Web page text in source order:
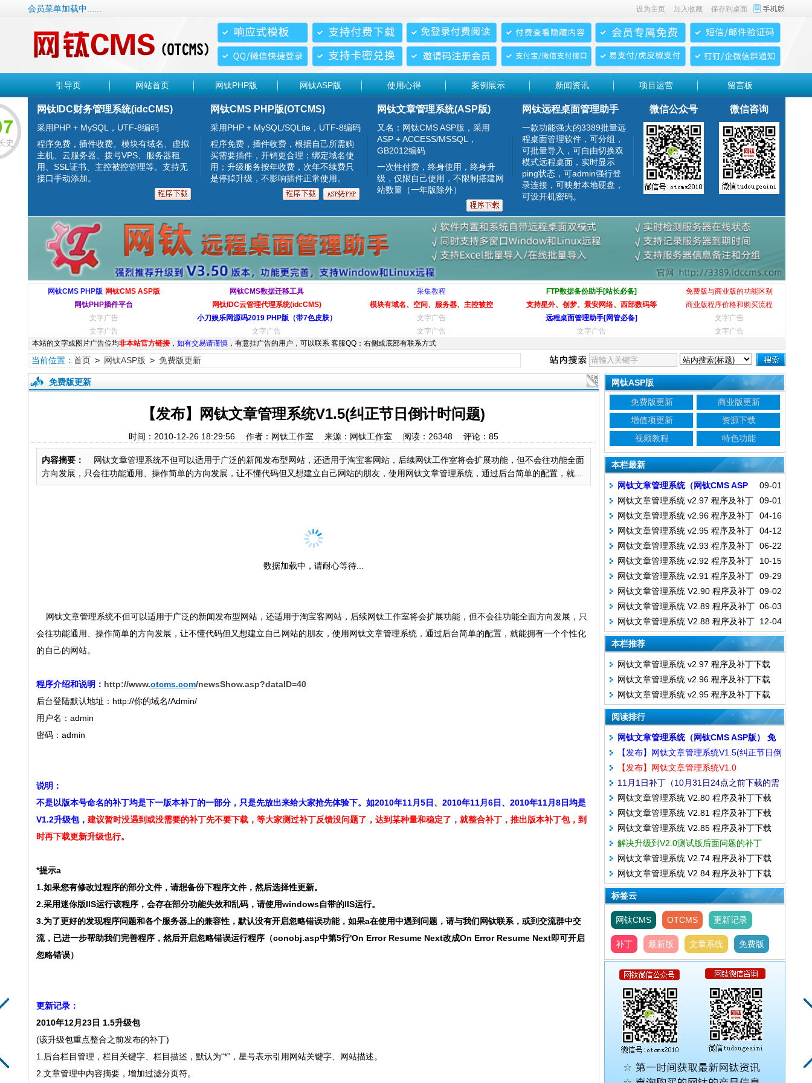
会员菜单加载中...... 设为主页 加入收藏 保存到桌面
引导页 网站首页 网钛PHP版 网钛ASP版 使用心得 案例展示 新闻资讯 项目运营 留言板
网钛IDC财务管理系统(idcCMS)
采用PHP + MySQL，UTF-8编码
程序免费，插件收费。模块有域名、虚拟
主机、云服务器、拨号VPS、服务器租
用、SSL证书、主控被控管理等。支持无
接口手动添加。
网钛CMS PHP版(OTCMS)
采用PHP + MySQL/SQLite，UTF-8编码
程序免费，插件收费，根据自己所需购
买需要插件，开销更合理；绑定域名使
用；升级服务按年收费，次年不续费只
是停掉升级，不影响插件正常使用。
网钛文章管理系统(ASP版)
又名：网钛CMS ASP版，采用
ASP + ACCESS/MSSQL，
GB2012编码
一次性付费，终身使用，终身升
级，仅限自己使用，不限制搭建网
站数量（一年版除外）
网钛远程桌面管理助手
一款功能强大的3389批量远
程桌面管理软件，可分组，
可批量导入，可自由切换双
模式远程桌面，实时显示
ping状态，可admin强行登
录连接，可映射本地硬盘，
可设开机密码。
微信公众号 微信咨询
网钛CMS PHP版 网钛CMS ASP版 网钛CMS数据迁移工具 采集教程 FTP数据备份助手[站长必备]
免费版与商业版的功能区别
网钛PHP插件平台
网钛IDC云管理代理系统(idcCMS) 模块有域名、空间、服务器、主控被控 支持星外、创梦、景安网络、西部数码等
商业版程序价格和购买流程
文字广告
小刀娱乐网源码2019 PHP版（带7色皮肤） 文字广告 远程桌面管理助手[网管必备]
文字广告
文字广告
文字广告 文字广告 文字广告
文字广告
本站的文字或图片广告位均非本站官方链接， 如有交易请谨慎，有意挂广告的用户，可以联系 客服QQ：右侧或底部有联系方式
当前位置： 首页> 网钛ASP版 > 免费版更新
免费版更新
【发布】网钛文章管理系统V1.5(纠正节日倒计时问题)
时间：2010-12-26 18:29:56 作者：网钛工作室 来源：网钛工作室 阅读： 26348评论： 85
内容摘要：
网钛文章管理系统不但可以适用于广泛的新闻发布型网站，还适用于淘宝客网站，后续网钛工作室将会扩展功能，但不会往功能全面
方向发展，只会往功能通用、操作简单的方向发展，让不懂代码但又想建立自己网站的朋友，使用网钛文章管理系统，通过后台简单的配置，就...
数据加载中，请耐心等待...
网钛文章管理系统不但可以适用于广泛的新闻发布型网站，还适用于淘宝客网站，后续网钛工作室将会扩展功能，但不会往功能全面方向发展，只
会往功能通用、操作简单的方向发展，让不懂代码但又想建立自己网站的朋友，使用网钛文章管理系统，通过后台简单的配置，就能拥有一个个性化
的自己的网站。
程序介绍和说明： http://www.otcms.com/newsShow.asp?dataID=40
后台登陆默认地址： http://你的域名/Admin/
用户名：admin
密码：admin
说明：
不是以版本号命名的补丁均是下一版本补丁的一部分，只是先放出来给大家抢先体验下。如2010年11月5日、2010年11月6日、2010年11月8日均是
V1.2升级包， 建议暂时没遇到或没需要的补丁先不要下载，等大家测过补丁反馈没问题了，达到某种量和稳定了，就整合补丁，推出版本补丁包，到
时再下载更新升级也行。
*提示a
1.如果您有修改过程序的部分文件，请想备份下程序文件，然后选择性更新。
2.采用迷你版IIS运行该程序，会存在部分功能失效和乱码，请使用windows自带的IIS运行。
3.为了更好的发现程序问题和各个服务器上的兼容性，默认没有开启忽略错误功能，如果a在使用中遇到问题，请与我们网钛联系，或到交流群中交
流，已进一步帮助我们完善程序，然后开启忽略错误运行程序（conobj.asp中第5行'On Error Resume Next改成On Error Resume Next即可开启
忽略错误）
更新记录：
2010年12月23日 1.5升级包
(该升级包重点整合之前发布的补丁)
1.后台栏目管理，栏目关键字、栏目描述，默认为“*”，星号表示引用网站关键字、网站描述。
2.文章管理中内容摘要，增加过滤分页符。
网钛ASP版
免费版更新
商业版更新
增值项更新
资源下载
视频教程
特色功能
本栏最新
09-01
网钛文章管理系统（网钛CMS ASP
版） 免费版 v2.97 资源下载
09-01
网钛文章管理系统 v2.97 程序及补丁
下载
04-16
网钛文章管理系统 v2.96 程序及补丁
下载
04-12
网钛文章管理系统 v2.95 程序及补丁
下载
06-22
网钛文章管理系统 v2.93 程序及补丁
下载
10-15
网钛文章管理系统 v2.92 程序及补丁
下载
09-29
网钛文章管理系统 v2.91 程序及补丁
下载
09-02
网钛文章管理系统 V2.90 程序及补丁
下载
06-03
网钛文章管理系统 V2.89 程序及补丁
下载
12-04
网钛文章管理系统 V2.88 程序及补丁
下载
本栏推荐
网钛文章管理系统 v2.97 程序及补丁下载
网钛文章管理系统 v2.96 程序及补丁下载
网钛文章管理系统 v2.95 程序及补丁下载
阅读排行
网钛文章管理系统（网钛CMS ASP版） 免
费版 v2.97 资源下载
【发布】网钛文章管理系统V1.5(纠正节日倒
计时问题)
【发布】网钛文章管理系统V1.0
11月1日补丁（10月31日24点之前下载的需
打补丁）
网钛文章管理系统 V2.80 程序及补丁下载
网钛文章管理系统 V2.81 程序及补丁下载
网钛文章管理系统 V2.85 程序及补丁下载
解决升级到V2.0测试版后面问题的补丁
网钛文章管理系统 V2.74 程序及补丁下载
网钛文章管理系统 V2.84 程序及补丁下载
标签云
网钛CMS OTCMS 更新记录
补丁 最新版 文章系统 免费版
史